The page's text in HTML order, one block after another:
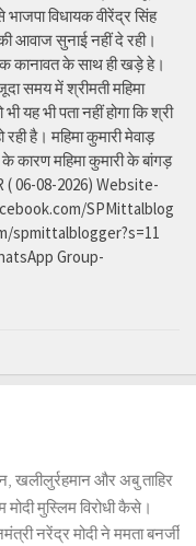
विधायक वीरेंद्र सिंह
आवाज सुनाई नहीं दे रही।
कानावत के साथ ही खड़े हे।
समय में श्रीमती महिमा
यह भी पता नहीं होगा कि श्री
है। महिमा कुमारी मेवाड़
कारण महिमा कुमारी के बांगड़
( 06-08-2026) Website-
SPMittalblog
spmittalblogger?s=11
Group-
खलीलुर्रहमान और अबु ताहिर
मोदी मुस्लिम विरोधी कैसे।
नरेंद्र मोदी ने ममता बनर्जी